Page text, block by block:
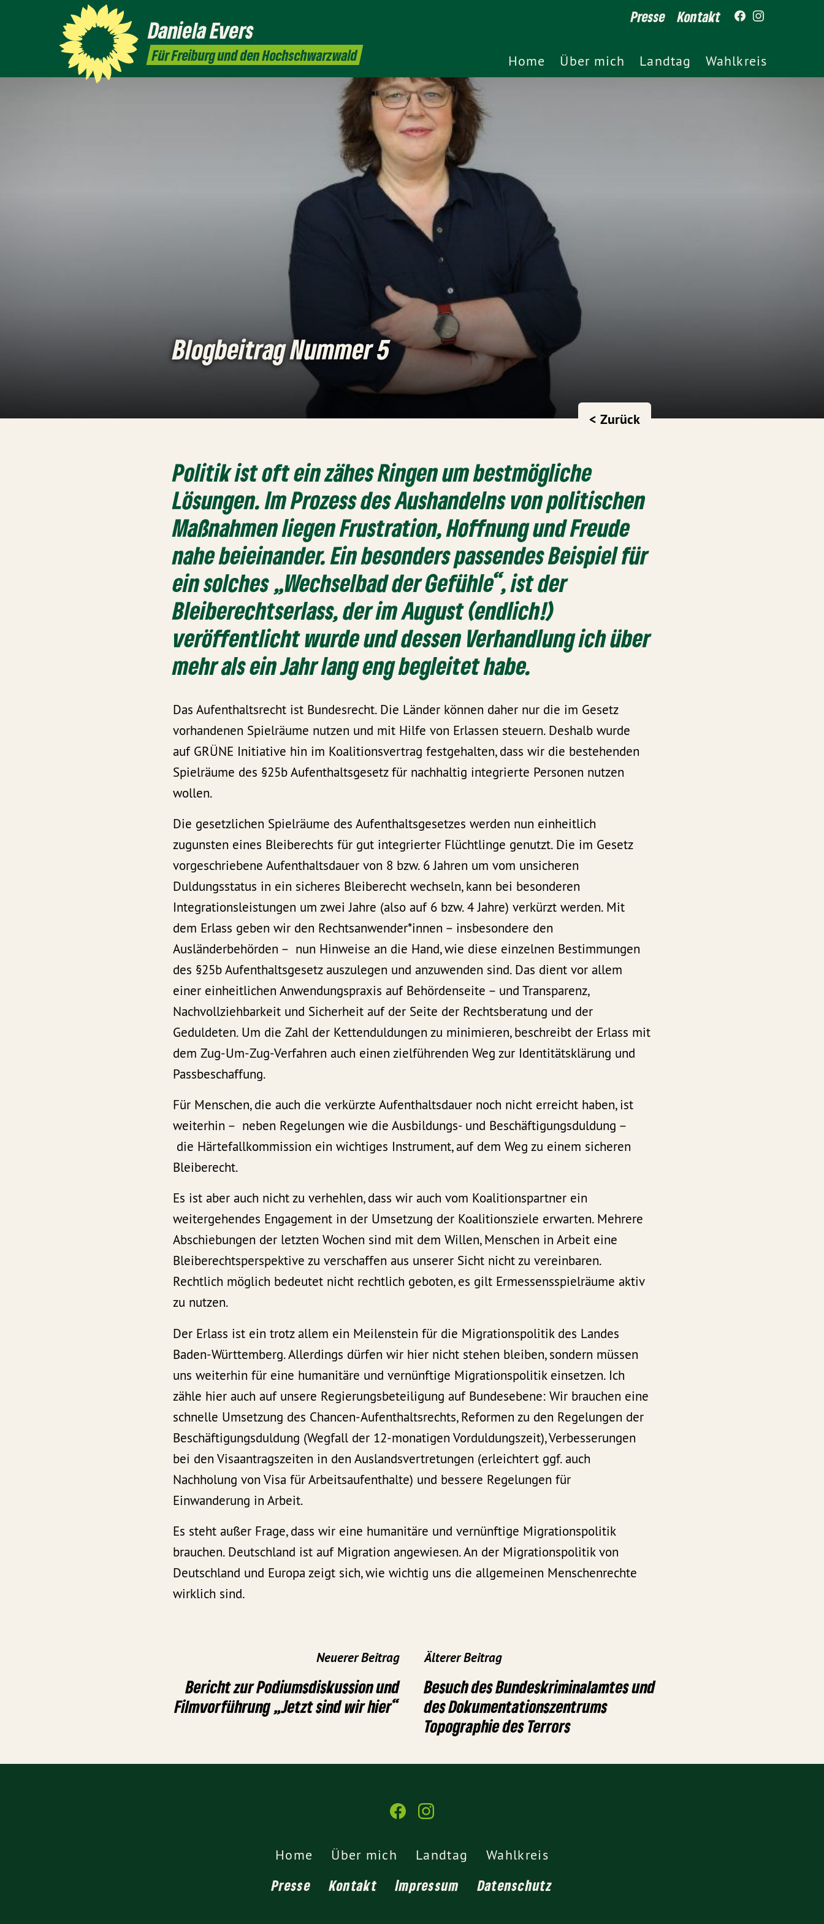
DanielaEvers
Für Freiburg und den Hochschwarzwald
Presse Kontakt
Home Über mich Landtag Wahlkreis
Blogbeitrag Nummer 5
< Zurück
Politik ist oft ein zähes Ringen um bestmögliche
Lösungen. Im Prozess des Aushandelns von politischen
Maßnahmen liegen Frustration, Hoffnung und Freude
nahe beieinander. Ein besonders passendes Beispiel für
ein solches „Wechselbad der Gefühle“, ist der
Bleiberechtserlass, der im August (endlich!)
veröffentlicht wurde und dessen Verhandlung ich über
mehr als ein Jahr lang eng begleitet habe.
Das Aufenthaltsrecht ist Bundesrecht. Die Länder können daher nur die im Gesetz
vorhandenen Spielräume nutzen und mit Hilfe von Erlassen steuern. Deshalb wurde
auf GRÜNE Initiative hin im Koalitionsvertrag festgehalten, dass wir die bestehenden
Spielräume des §25b Aufenthaltsgesetz für nachhaltig integrierte Personen nutzen
wollen.
Die gesetzlichen Spielräume des Aufenthaltsgesetzes werden nun einheitlich
zugunsten eines Bleiberechts für gut integrierter Flüchtlinge genutzt. Die im Gesetz
vorgeschriebene Aufenthaltsdauer von 8 bzw. 6 Jahren um vom unsicheren
Duldungsstatus in ein sicheres Bleiberecht wechseln, kann bei besonderen
Integrationsleistungen um zwei Jahre (also auf 6 bzw. 4 Jahre) verkürzt werden. Mit
dem Erlass geben wir den Rechtsanwender*innen – insbesondere den
Ausländerbehörden – nun Hinweise an die Hand, wie diese einzelnen Bestimmungen
des §25b Aufenthaltsgesetz auszulegen und anzuwenden sind. Das dient vor allem
einer einheitlichen Anwendungspraxis auf Behördenseite – und Transparenz,
Nachvollziehbarkeit und Sicherheit auf der Seite der Rechtsberatung und der
Geduldeten. Um die Zahl der Kettenduldungen zu minimieren, beschreibt der Erlass mit
dem Zug-Um-Zug-Verfahren auch einen zielführenden Weg zur Identitätsklärung und
Passbeschaffung.
Für Menschen, die auch die verkürzte Aufenthaltsdauer noch nicht erreicht haben, ist
weiterhin – neben Regelungen wie die Ausbildungs- und Beschäftigungsduldung –
die Härtefallkommission ein wichtiges Instrument, auf dem Weg zu einem sicheren
Bleiberecht.
Es ist aber auch nicht zu verhehlen, dass wir auch vom Koalitionspartner ein
weitergehendes Engagement in der Umsetzung der Koalitionsziele erwarten. Mehrere
Abschiebungen der letzten Wochen sind mit dem Willen, Menschen in Arbeit eine
Bleiberechtsperspektive zu verschaffen aus unserer Sicht nicht zu vereinbaren.
Rechtlich möglich bedeutet nicht rechtlich geboten, es gilt Ermessensspielräume aktiv
zu nutzen.
Der Erlass ist ein trotz allem ein Meilenstein für die Migrationspolitik des Landes
Baden-Württemberg. Allerdings dürfen wir hier nicht stehen bleiben, sondern müssen
uns weiterhin für eine humanitäre und vernünftige Migrationspolitik einsetzen. Ich
zähle hier auch auf unsere Regierungsbeteiligung auf Bundesebene: Wir brauchen eine
schnelle Umsetzung des Chancen-Aufenthaltsrechts, Reformen zu den Regelungen der
Beschäftigungsduldung (Wegfall der 12-monatigen Vorduldungszeit), Verbesserungen
bei den Visaantragszeiten in den Auslandsvertretungen (erleichtert ggf. auch
Nachholung von Visa für Arbeitsaufenthalte) und bessere Regelungen für
Einwanderung in Arbeit.
Es steht außer Frage, dass wir eine humanitäre und vernünftige Migrationspolitik
brauchen. Deutschland ist auf Migration angewiesen. An der Migrationspolitik von
Deutschland und Europa zeigt sich, wie wichtig uns die allgemeinen Menschenrechte
wirklich sind.
Neuerer Beitrag
Bericht zur Podiumsdiskussion und
Filmvorführung „Jetzt sind wir hier“
Älterer Beitrag
Besuch des Bundeskriminalamtes und
des Dokumentationszentrums
Topographie des Terrors
Home Über mich Landtag Wahlkreis
Presse Kontakt Impressum Datenschutz